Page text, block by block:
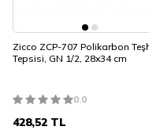
Zicco ZCP-707 Polikarbon
Tepsisi, GN 1/2, 28x34 cm
0.0
428,52 TL